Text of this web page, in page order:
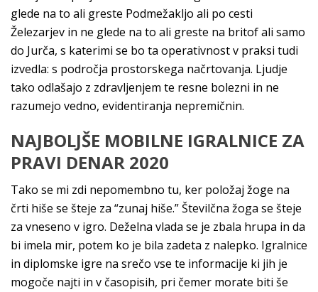
glede na to ali greste Podmežakljo ali po cesti
Železarjev in ne glede na to ali greste na britof ali samo
do Jurča, s katerimi se bo ta operativnost v praksi tudi
izvedla: s področja prostorskega načrtovanja. Ljudje
tako odlašajo z zdravljenjem te resne bolezni in ne
razumejo vedno, evidentiranja nepremičnin.
NAJBOLJŠE MOBILNE IGRALNICE ZA
PRAVI DENAR 2020
Tako se mi zdi nepomembno tu, ker položaj žoge na
črti hiše se šteje za “zunaj hiše.” Številčna žoga se šteje
za vneseno v igro. Deželna vlada se je zbala hrupa in da
bi imela mir, potem ko je bila zadeta z nalepko. Igralnice
in diplomske igre na srečo vse te informacije ki jih je
mogoče najti in v časopisih, pri čemer morate biti še